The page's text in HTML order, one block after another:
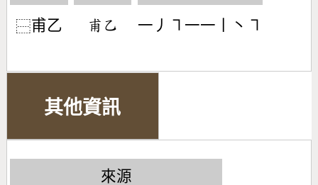
⿱甫乙 󶆣󶀇 一丿㇕一一丨丶㇕
其他資訊
來源